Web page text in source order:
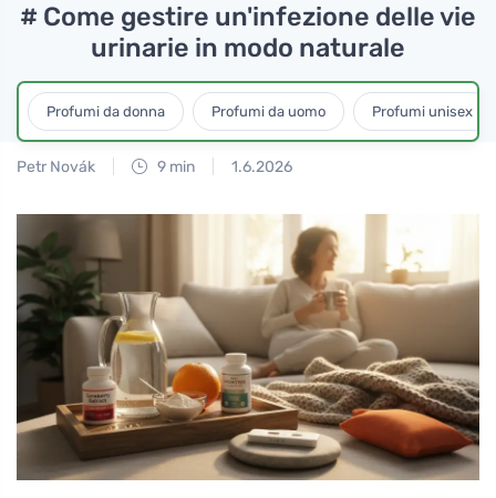
# Come gestire un'infezione delle vie
urinarie in modo naturale
Profumi da donna Profumi da uomo Profumi unisex
Petr Novák 9 min 1.6.2026